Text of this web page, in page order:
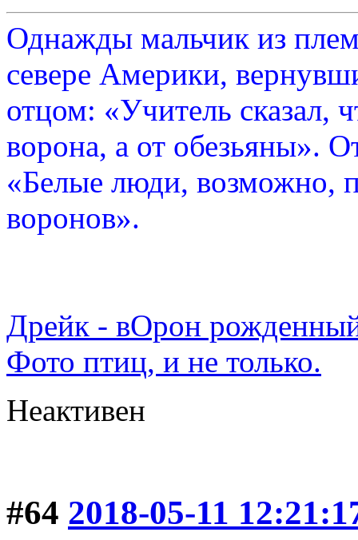
Однажды мальчик из
севере Америки,
отцом: «Учитель сказал,
ворона, а от обезьяны».
«Белые люди, возможно,
воронов».
Дрейк - вОрон
Фото птиц, и не только.
Неактивен
#64 2018-05-11